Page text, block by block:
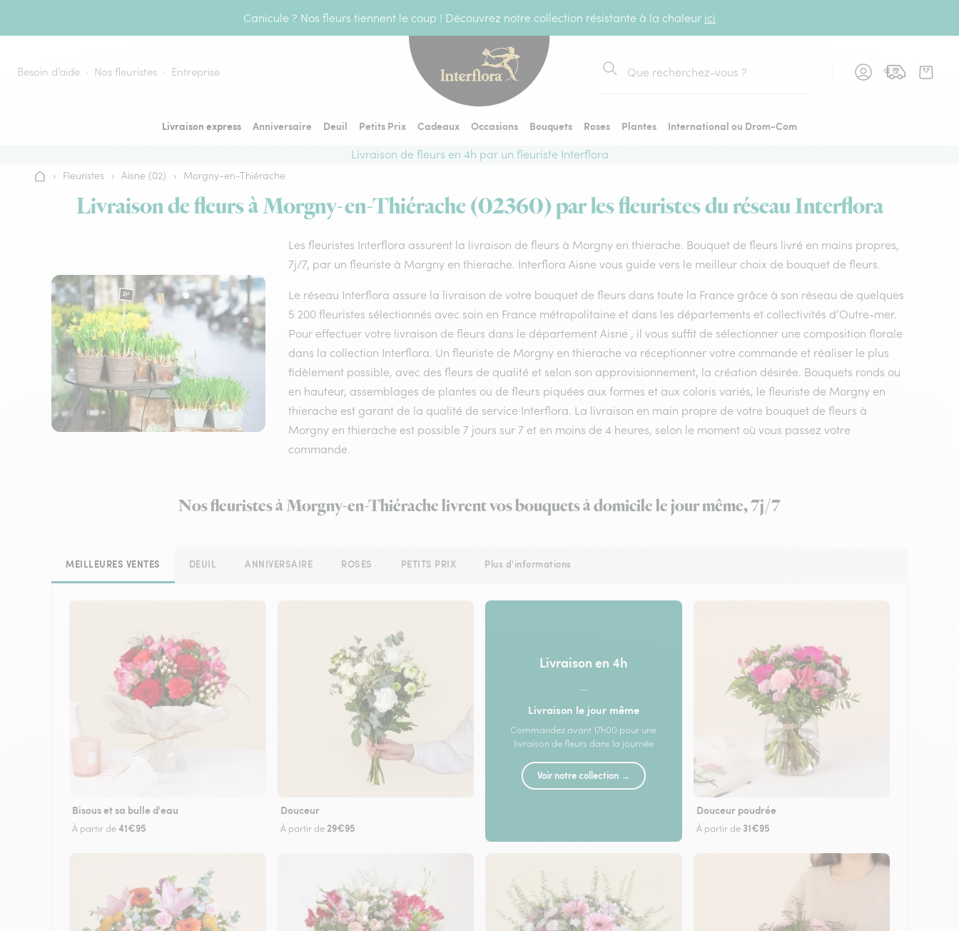
Canicule ? Nos fleurs tiennent le coup ! Découvrez notre collection résistante à la chaleur ici
Besoin d’aide Nos fleuristes Entreprise
Rechercher
Livraison express Anniversaire Deuil Petits Prix Cadeaux Occasions Bouquets Roses Plantes
International ou Drom-Com
Livraison de fleurs en 4h par un fleuriste Interflora
Accueil
› Fleuristes › Aisne (02) › Morgny-en-Thiérache
Livraison de fleurs à Morgny-en-Thiérache (02360) par les fleuristes du réseau Interflora
Les fleuristes Interflora assurent la livraison de fleurs à Morgny en thierache. Bouquet de fleurs livré en mains propres,
7j/7, par un fleuriste à Morgny en thierache. Interflora Aisne vous guide vers le meilleur choix de bouquet de fleurs.
Le réseau Interflora assure la livraison de votre bouquet de fleurs dans toute la France grâce à son réseau de quelques
5 200 fleuristes sélectionnés avec soin en France métropolitaine et dans les départements et collectivités d’Outre-mer.
Pour effectuer votre livraison de fleurs dans le département Aisne , il vous suffit de sélectionner une composition florale
dans la collection Interflora. Un fleuriste de Morgny en thierache va réceptionner votre commande et réaliser le plus
fidèlement possible, avec des fleurs de qualité et selon son approvisionnement, la création désirée. Bouquets ronds ou
en hauteur, assemblages de plantes ou de fleurs piquées aux formes et aux coloris variés, le fleuriste de Morgny en
thierache est garant de la qualité de service Interflora. La livraison en main propre de votre bouquet de fleurs à
Morgny en thierache est possible 7 jours sur 7 et en moins de 4 heures, selon le moment où vous passez votre
commande.
Nos fleuristes à Morgny-en-Thiérache livrent vos bouquets à domicile le jour même, 7j/7
MEILLEURES VENTES DEUIL ANNIVERSAIRE ROSES PETITS PRIX Plus d'informations
Bisous et sa bulle d'eau
À partir de41€95
Douceur
À partir de 29€95
Livraison en 4h
—
Livraison le jour même
Commandez avant 17h00 pour une
livraison de fleurs dans la journée
Voir notre collection →
Douceur poudrée
À partir de 31€95